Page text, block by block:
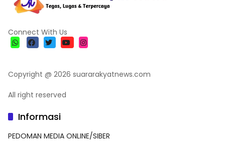
Connect With Us
Copyright @ 2026 suararakyatnews.com
All right reserved
Informasi
PEDOMAN MEDIA ONLINE/SIBER